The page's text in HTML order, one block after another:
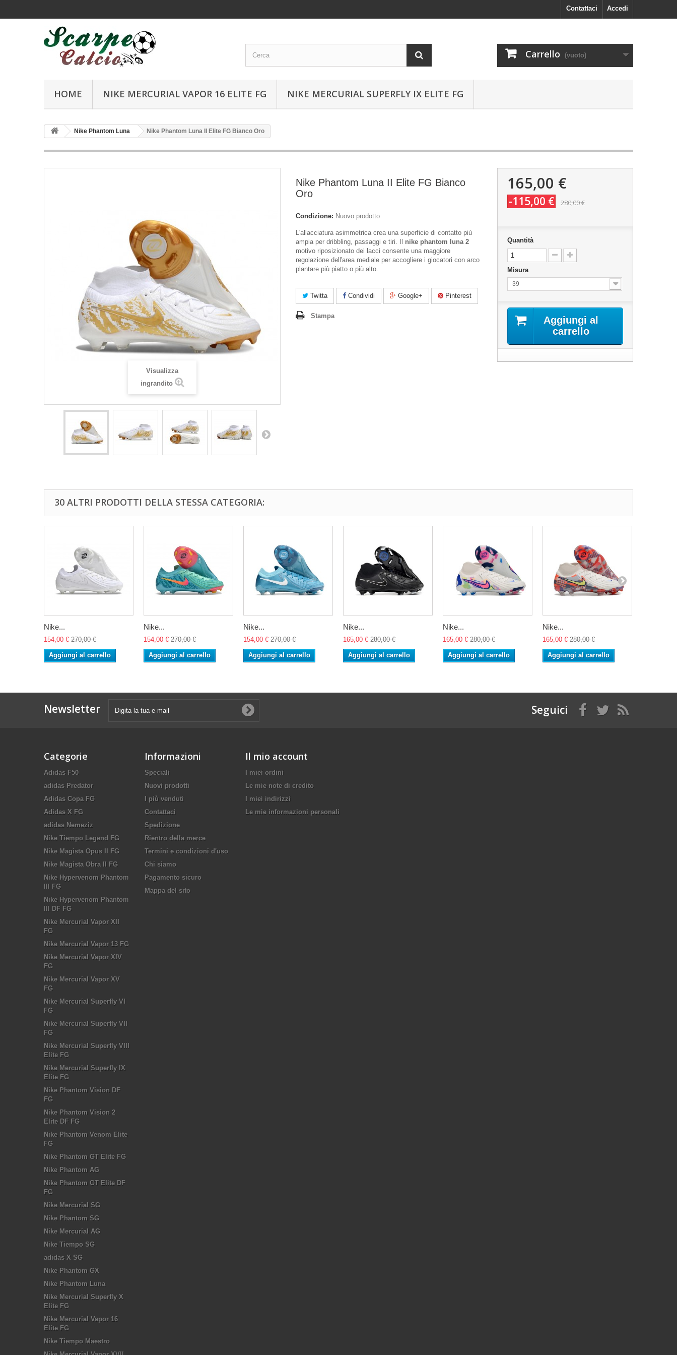
Accedi
Contattaci
Carrello (vuoto)
HOME NIKE MERCURIAL VAPOR 16 ELITE FG NIKE MERCURIAL SUPERFLY IX ELITE FG
Nike Phantom Luna Nike Phantom Luna II Elite FG Bianco Oro
Visualizza
ingrandito
Nike Phantom Luna II Elite FG Bianco
Oro
Condizione: Nuovo prodotto
L'allacciatura asimmetrica crea una superficie di contatto più
ampia per dribbling, passaggi e tiri. Il nike phantom luna 2
motivo riposizionato dei lacci consente una maggiore
regolazione dell'area mediale per accogliere i giocatori con arco
plantare più piatto o più alto.
Twitta Condividi Google+ Pinterest
Stampa
165,00 €
-115,00 € 280,00 €
Quantità
Misura
39
Aggiungi al
carrello
30 ALTRI PRODOTTI DELLA STESSA CATEGORIA:
Nike...
154,00 € 270,00 €
Aggiungi al carrello
Nike...
154,00 € 270,00 €
Aggiungi al carrello
Nike...
154,00 € 270,00 €
Aggiungi al carrello
Nike...
165,00 € 280,00 €
Aggiungi al carrello
Nike...
165,00 € 280,00 €
Aggiungi al carrello
Nike...
165,00 € 280,00 €
Aggiungi al carrello
Newsletter Seguici
Categorie
Adidas F50
adidas Predator
Adidas Copa FG
Adidas X FG
adidas Nemeziz
Nike Tiempo Legend FG
Nike Magista Opus II FG
Nike Magista Obra II FG
Nike Hypervenom Phantom
III FG
Nike Hypervenom Phantom
III DF FG
Nike Mercurial Vapor XII
FG
Nike Mercurial Vapor 13 FG
Nike Mercurial Vapor XIV
FG
Nike Mercurial Vapor XV
FG
Nike Mercurial Superfly VI
FG
Nike Mercurial Superfly VII
FG
Nike Mercurial Superfly VIII
Elite FG
Nike Mercurial Superfly IX
Elite FG
Nike Phantom Vision DF
FG
Nike Phantom Vision 2
Elite DF FG
Nike Phantom Venom Elite
FG
Nike Phantom GT Elite FG
Nike Phantom AG
Nike Phantom GT Elite DF
FG
Nike Mercurial SG
Nike Phantom SG
Nike Mercurial AG
Nike Tiempo SG
adidas X SG
Nike Phantom GX
Nike Phantom Luna
Nike Mercurial Superfly X
Elite FG
Nike Mercurial Vapor 16
Elite FG
Nike Tiempo Maestro
Informazioni
Speciali
Nuovi prodotti
I più venduti
Contattaci
Spedizione
Rientro della merce
Termini e condizioni d'uso
Chi siamo
Pagamento sicuro
Mappa del sito
Il mio account
I miei ordini
Le mie note di credito
I miei indirizzi
Le mie informazioni personali